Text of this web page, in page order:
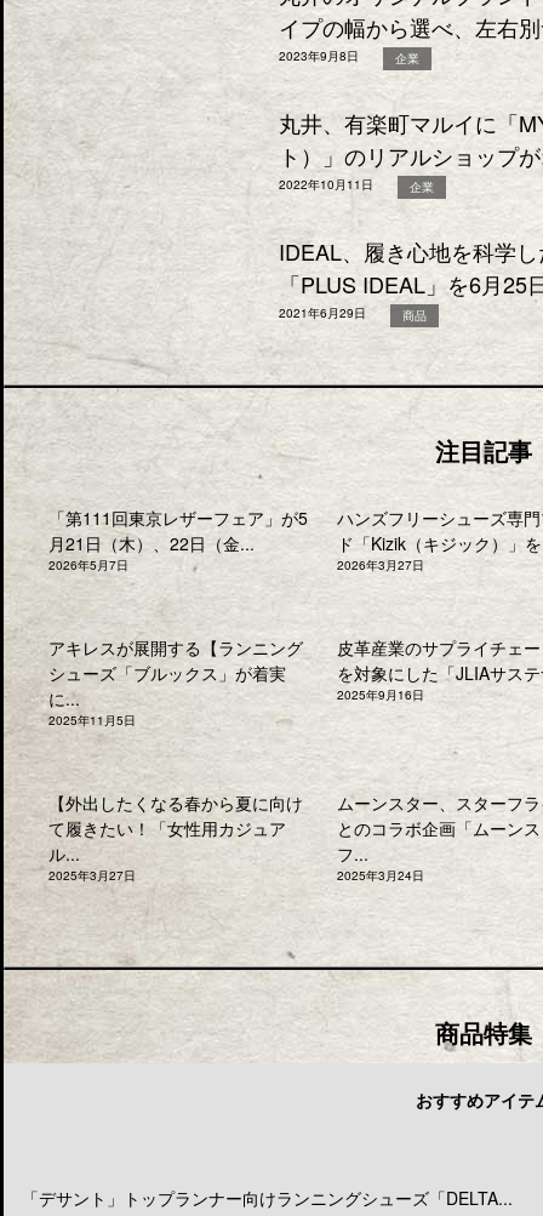
イプの幅から選べ、左右
2023年9月8日 企業
丸井、有楽町マルイに「
ト）」のリアルショップ
2022年10月11日 企業
IDEAL、履き心地を科学
「PLUS IDEAL」を6月25
2021年6月29日 商品
注目記事
「第111回東京レザーフェア」が5
月21日（木）、22日（金...
2026年5月7日
ハンズフリーシューズ専
ド「Kizik（キジック）」
2026年3月27日
アキレスが展開する【ランニング
シューズ「ブルックス」が着実
に...
2025年11月5日
皮革産業のサプライチェ
を対象にした「JLIAサス
2025年9月16日
【外出したくなる春から夏に向け
て履きたい！「女性用カジュア
ル...
2025年3月27日
ムーンスター、スターフ
とのコラボ企画「ムーン
フ...
2025年3月24日
商品特集
おすすめアイテ
「デサント」トップランナー向けランニングシューズ「DELTA...